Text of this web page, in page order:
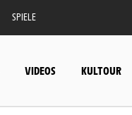
SPIELE
VIDEOS KULTOUR